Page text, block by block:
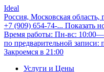
Ideal
Россия, Московская
+7 (909) 654-74-... Показать
Время работы: Пн-вс:
по предварительной записи:
Закроемся в 21:00
Услуги и Цены